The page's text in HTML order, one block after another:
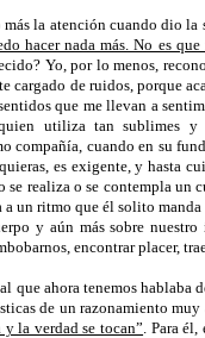
la atención cuando dio la
hacer nada más. No es
Yo, por lo menos,
cargado de ruidos, porque
que me llevan a
utiliza tan sublimes y
compañía, cuando en su
es exigente, y hasta
se realiza o se contempla un
un ritmo que él solito
y aún más sobre
encontrar placer,
que ahora tenemos hablaba
de un razonamiento
la verdad se tocan”. Para